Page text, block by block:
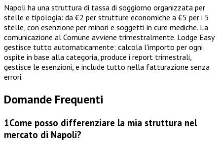
Napoli ha una struttura di tassa di soggiorno organizzata per
stelle e tipologia: da €2 per strutture economiche a €5 per i 5
stelle, con esenzione per minori e soggetti in cure mediche. La
comunicazione al Comune avviene trimestralmente. Lodge Easy
gestisce tutto automaticamente: calcola l'importo per ogni
ospite in base alla categoria, produce i report trimestrali,
gestisce le esenzioni, e include tutto nella fatturazione senza
errori.
Domande Frequenti
1Come posso differenziare la mia struttura nel
mercato di Napoli?